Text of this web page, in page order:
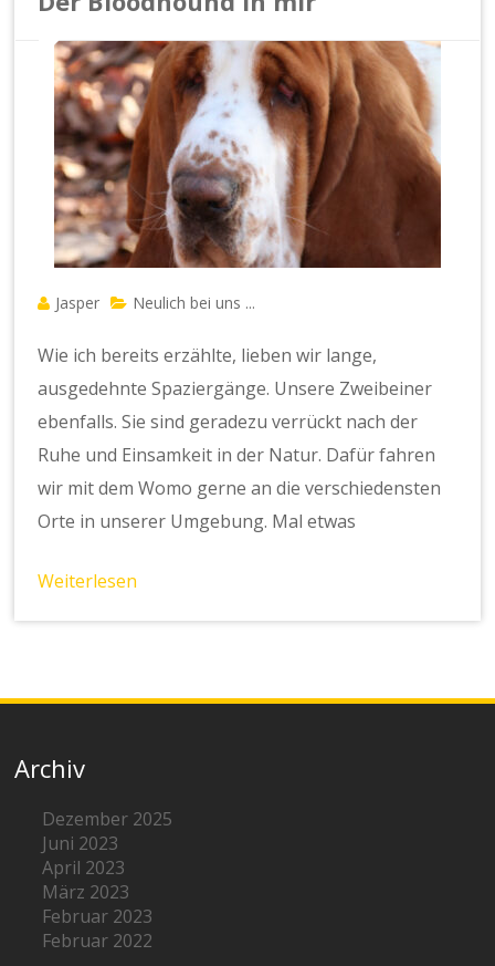
Jasper Neulich bei uns ...
Wie ich bereits erzählte, lieben wir lange,
ausgedehnte Spaziergänge. Unsere Zweibeiner
ebenfalls. Sie sind geradezu verrückt nach der
Ruhe und Einsamkeit in der Natur. Dafür fahren
wir mit dem Womo gerne an die verschiedensten
Orte in unserer Umgebung. Mal etwas
Weiterlesen
Archiv
Dezember 2025
Juni 2023
April 2023
März 2023
Februar 2023
Februar 2022